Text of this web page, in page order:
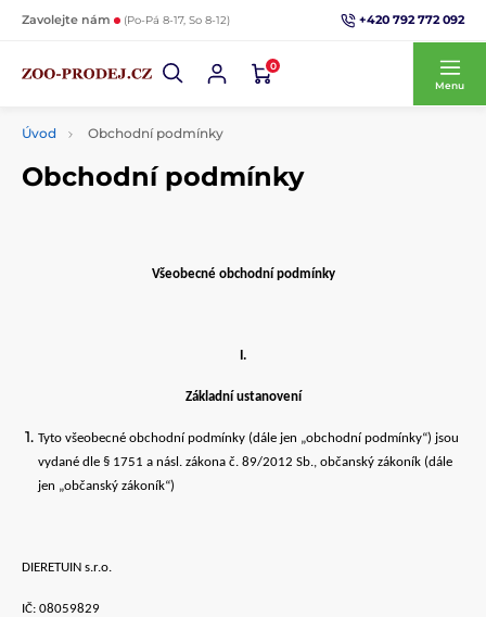
Zavolejte nám (Po-Pá 8-17, So 8-12) +420 792 772 092
0
Menu
Úvod Obchodní podmínky
Obchodní podmínky
Všeobecné obchodní podmínky
I.
Základní ustanovení
Tyto všeobecné obchodní podmínky (dále jen „obchodní podmínky“) jsou
vydané dle § 1751 a násl. zákona č. 89/2012 Sb., občanský zákoník (dále
jen „občanský zákoník“)
DIERETUIN s.r.o.
IČ: 08059829